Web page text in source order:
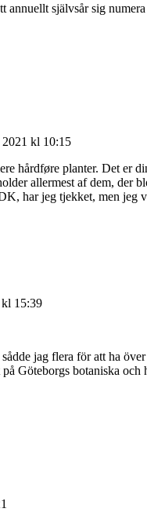
annuellt självsår sig
2021 kl 10:15
hårdføre planter. Det er
allermest af dem, der
har jeg tjekket, men jeg
kl 15:39
jag flera för att ha
Göteborgs botaniska